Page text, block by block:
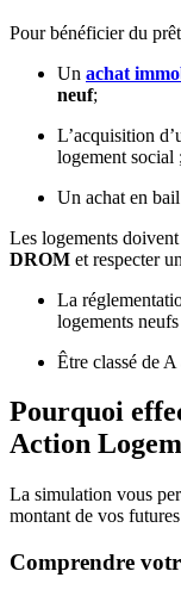
Pour bénéficier du
Un achat
neuf;
L’acquisition
logement social ;
Un achat en
Les logements
DROM et respecter
La
logements neufs
Être classé de
Pourquoi
Action
La simulation vous
montant de vos
Comprendre